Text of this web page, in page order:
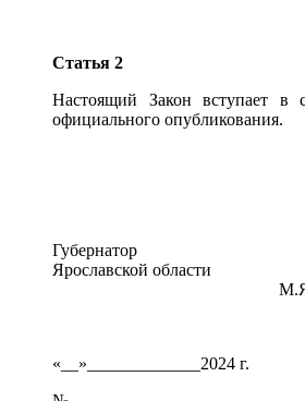
Статья 2
Настоящий Закон вступает в
официального опубликования.
Губернатор
Ярославской области
М.Я.
«__»_____________2024 г.